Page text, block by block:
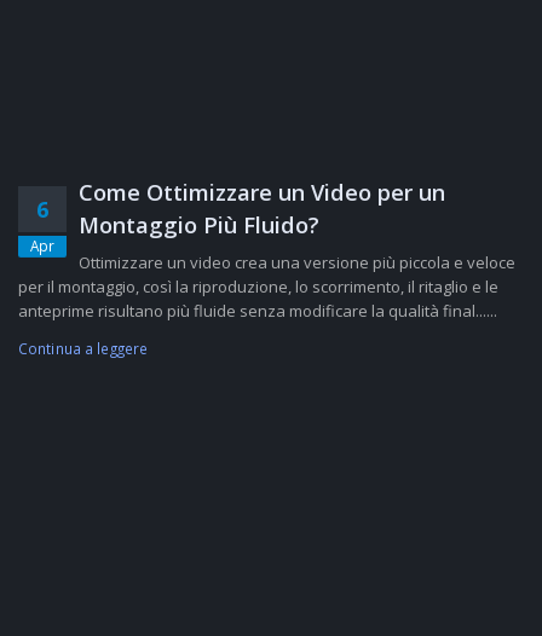
6
Apr
Come Ottimizzare un Video per un
Montaggio Più Fluido?
Ottimizzare un video crea una versione più piccola e veloce
per il montaggio, così la riproduzione, lo scorrimento, il ritaglio e le
anteprime risultano più fluide senza modificare la qualità final......
Continua a leggere